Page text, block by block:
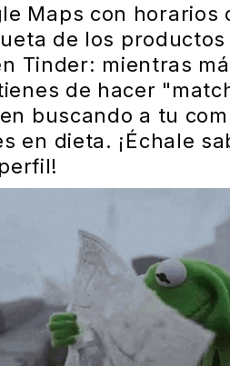
Maps con
de los
Tinder: mientras
de hacer
buscando a tu
en dieta. ¡Échale